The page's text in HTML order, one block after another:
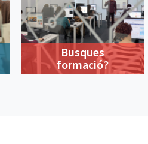
Busques
formació?